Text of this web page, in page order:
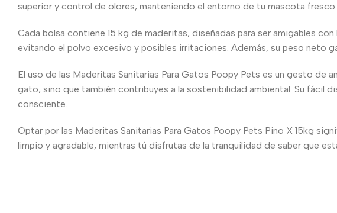
superior y control de olores, manteniendo el entorno de tu mascota fresco
Cada bolsa contiene 15 kg de maderitas, diseñadas para ser amigables
evitando el polvo excesivo y posibles irritaciones. Además, su peso neto
El uso de las Maderitas Sanitarias Para Gatos Poopy Pets es un gesto de
gato, sino que también contribuyes a la sostenibilidad ambiental. Su fácil
consciente.
Optar por las Maderitas Sanitarias Para Gatos Poopy Pets Pino X 15kg
limpio y agradable, mientras tú disfrutas de la tranquilidad de saber que